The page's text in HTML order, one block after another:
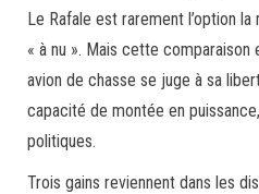
Le Rafale est rarement l’option
« à nu ». Mais cette comparaison
avion de chasse se juge à sa
capacité de montée en
politiques.
Trois gains reviennent dans les